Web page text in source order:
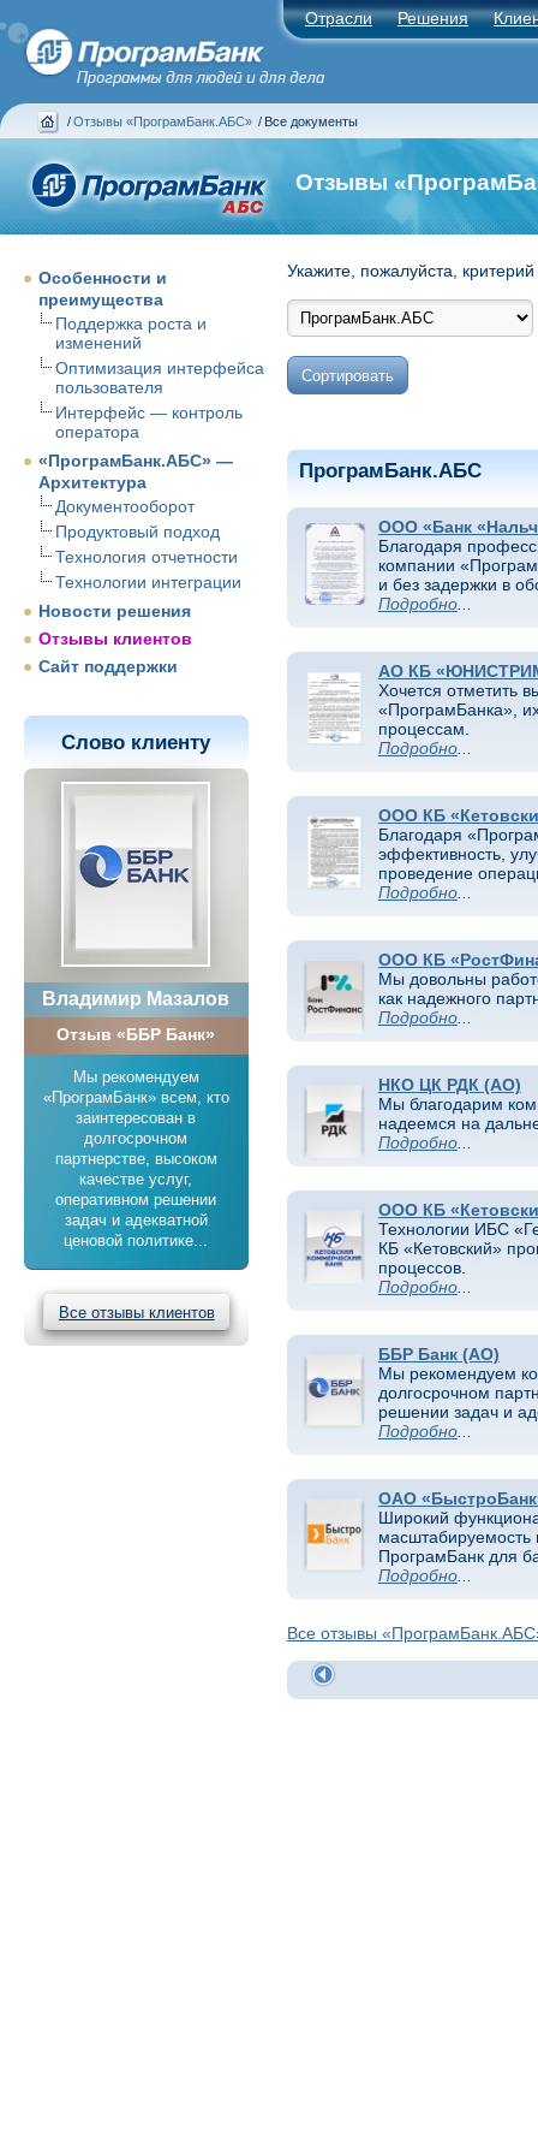
Отрасли Решения
/ Отзывы «ПрограмБанк.АБС» / Все документы
Отзывы
Особенности и
преимущества
Поддержка роста и
изменений
Оптимизация интерфейса
пользователя
Интерфейс — контроль
оператора
«ПрограмБанк.АБС» —
Архитектура
Документооборот
Продуктовый подход
Технология отчетности
Технологии интеграции
Новости решения
Отзывы клиентов
Сайт поддержки
Слово клиенту
Владимир Мазалов
Отзыв «ББР Банк»
Мы рекомендуем
«ПрограмБанк» всем, кто
заинтересован в
долгосрочном
партнерстве, высоком
качестве услуг,
оперативном решении
задач и адекватной
ценовой политике...
Все отзывы клиентов
Укажите, пожалуйста, критерий
ПрограмБанк.АБС
ООО «Банк
Благодаря
компании
и без задержки в
Подробно...
АО КБ
Хочется отметить
«ПрограмБанка»,
процессам.
Подробно...
ООО КБ
Благодаря
эффективность,
проведение
Подробно...
ООО КБ
Мы довольны
как надежного
Подробно...
НКО ЦК РДК (АО)
Мы благодарим
надеемся на
Подробно...
ООО КБ
Технологии ИБС
КБ «Кетовский»
процессов.
Подробно...
ББР Банк (АО)
Мы рекомендуем
долгосрочном
решении задач и
Подробно...
ОАО
Широкий
ПрограмБанк для
Подробно...
Все отзывы